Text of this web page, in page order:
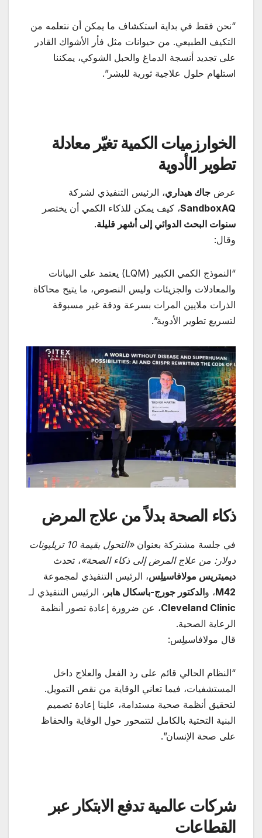
“نحن فقط في بداية استكشاف ما يمكن أن نتعلمه من
التكيف الطبيعي. من حيوانات مثل فأر الأشواك القادر
على تجديد أنسجة الدماغ والحبل الشوكي، يمكننا
استلهام حلول علاجية ثورية للبشر”.
الخوارزميات الكمية تغيّر معادلة
تطوير الأدوية
عرض جاك هيداري، الرئيس التنفيذي لشركة
SandboxAQ، كيف يمكن للذكاء الكمي أن يختصر
سنوات البحث الدوائي إلى أشهر قليلة.
وقال:
“النموذج الكمي الكبير (LQM) يعتمد على البيانات
والمعادلات والجزيئات وليس النصوص، ما يتيح محاكاة
الذرات ملايين المرات بسرعة ودقة غير مسبوقة
لتسريع تطوير الأدوية”.
ذكاء الصحة بدلاً من علاج المرض
في جلسة مشتركة بعنوان«
التحول بقيمة 10 تريليونات
دولار: من علاج المرض إلى ذكاء الصحة»، تحدث
ديميتريس مولافاسيلِس، الرئيس التنفيذي لمجموعة
M42، والدكتور جورج-باسكال هابر ، الرئيس التنفيذي لـ
Cleveland Clinic، عن ضرورة إعادة تصور أنظمة
الرعاية الصحية.
قال مولافاسيلِس:
“النظام الحالي قائم على رد الفعل والعلاج داخل
المستشفيات، فيما تعاني الوقاية من نقص التمويل.
لتحقيق أنظمة صحية مستدامة، علينا إعادة تصميم
البنية التحتية بالكامل لتتمحور حول الوقاية والحفاظ
على صحة الإنسان”.
شركات عالمية تدفع الابتكار عبر
القطاعات